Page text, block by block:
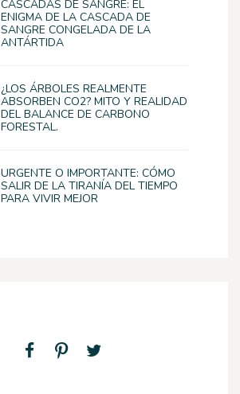
CASCADAS DE SANGRE: EL
ENIGMA DE LA CASCADA DE
SANGRE CONGELADA DE LA
ANTÁRTIDA
¿LOS ÁRBOLES REALMENTE
ABSORBEN CO2? MITO Y REALIDAD
DEL BALANCE DE CARBONO
FORESTAL.
URGENTE O IMPORTANTE: CÓMO
SALIR DE LA TIRANÍA DEL TIEMPO
PARA VIVIR MEJOR